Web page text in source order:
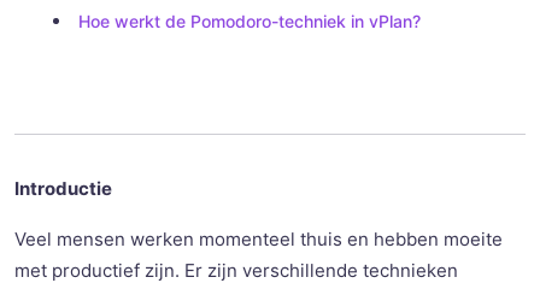
Hoe werkt de Pomodoro-techniek in vPlan?
Introductie
Veel mensen werken momenteel thuis en hebben moeite
met productief zijn. Er zijn verschillende technieken